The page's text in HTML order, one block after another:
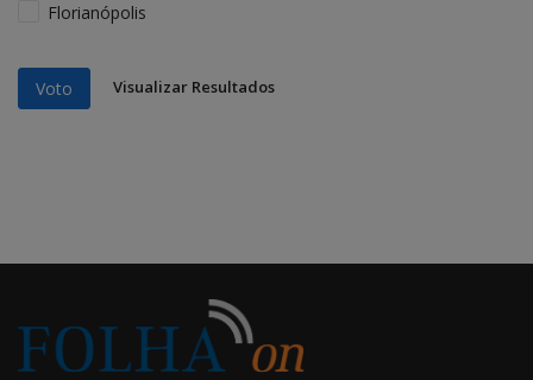
Florianópolis
Voto Visualizar Resultados